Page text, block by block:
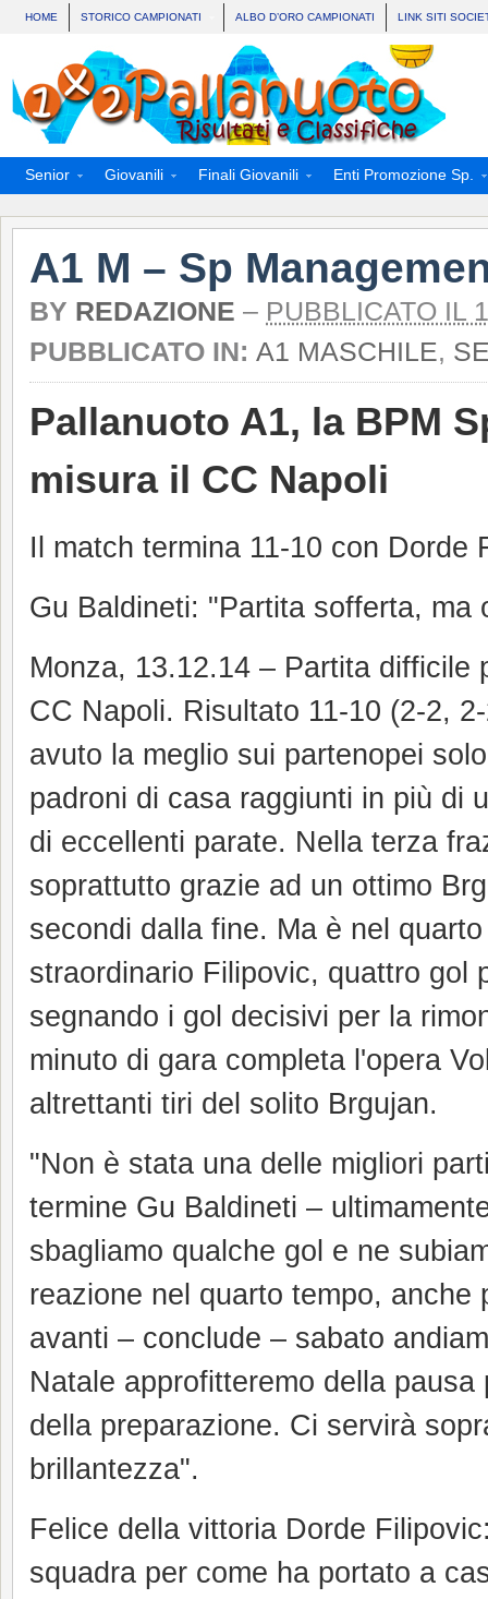
HOME STORICO CAMPIONATI ALBO D’ORO CAMPIONATI LINK SITI
Senior Giovanili Finali Giovanili Enti Promozione Sp.
A1 M – Sp
BY REDAZIONE – PUBBLICATO IL
PUBBLICATO IN: A1 MASCHILE,
Pallanuoto A1, la BPM
misura il CC Napoli
Il match termina 11-10 con Dorde
Gu Baldineti: "Partita sofferta, ma
Monza, 13.12.14 – Partita difficile
CC Napoli. Risultato 11-10 (2-2,
avuto la meglio sui partenopei
padroni di casa raggiunti in più di
di eccellenti parate. Nella terza
soprattutto grazie ad un ottimo
secondi dalla fine. Ma è nel
straordinario Filipovic, quattro gol
segnando i gol decisivi per la
minuto di gara completa l'opera
altrettanti tiri del solito Brgujan.
"Non è stata una delle migliori
termine Gu Baldineti –
sbagliamo qualche gol e ne
reazione nel quarto tempo,
avanti – conclude – sabato
Natale approfitteremo della
della preparazione. Ci servirà
brillantezza".
Felice della vittoria Dorde
squadra per come ha portato a